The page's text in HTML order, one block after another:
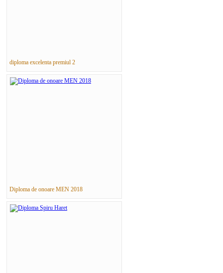
diploma excelenta premiul 2
Diploma de onoare MEN 2018